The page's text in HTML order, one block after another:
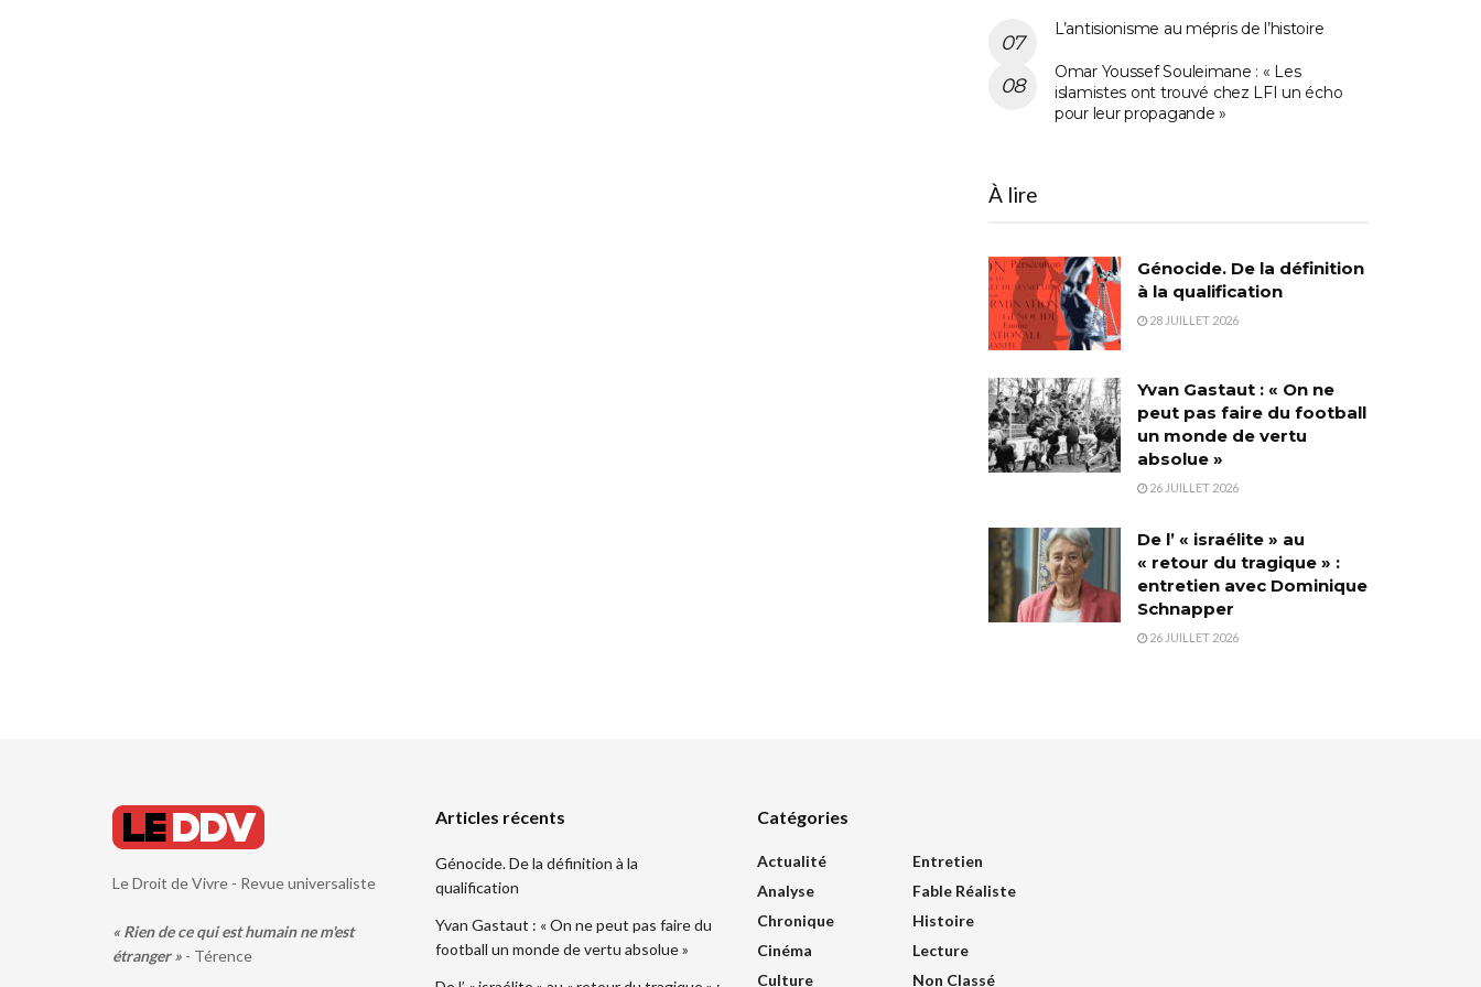
L’antisionisme au mépris de l’histoire
Omar Youssef Souleimane : « Les
islamistes ont trouvé chez LFI un écho
pour leur propagande »
À lire
Génocide. De la définition
à la qualification
28 JUILLET 2026
Yvan Gastaut : « On ne
peut pas faire du football
un monde de vertu
absolue »
26 JUILLET 2026
De l’ « israélite » au
« retour du tragique » :
entretien avec Dominique
Schnapper
26 JUILLET 2026
Le Droit de Vivre - Revue universaliste
« Rien de ce qui est humain ne m'est
étranger » - Térence
Articles récents
Génocide. De la définition à la
qualification
Yvan Gastaut : « On ne peut pas faire du
football un monde de vertu absolue »
Catégories
Actualité
Analyse
Chronique
Cinéma
Culture
Entretien
Fable Réaliste
Histoire
Lecture
Non Classé